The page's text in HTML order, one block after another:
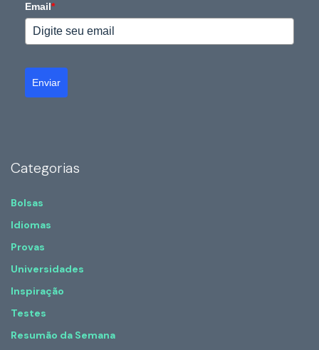
Email*
Enviar
Categorias
Bolsas
Idiomas
Provas
Universidades
Inspiração
Testes
Resumão da Semana